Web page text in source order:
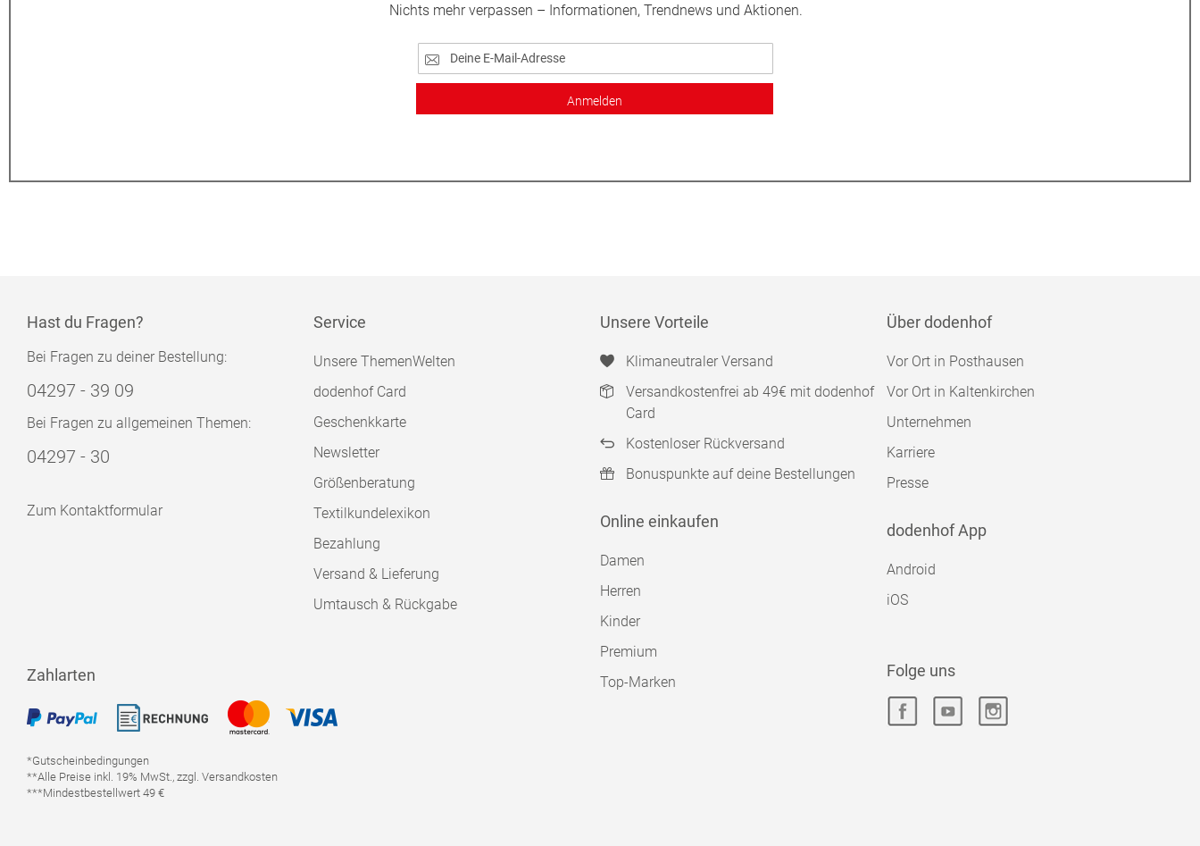
Nichts mehr verpassen – Informationen, Trendnews und Aktionen.
Anmelden
Hast du Fragen?
Bei Fragen zu deiner Bestellung:
04297 - 39 09
Bei Fragen zu allgemeinen Themen:
04297 - 30
Zum Kontaktformular
Service
Unsere ThemenWelten
dodenhof Card
Geschenkkarte
Newsletter
Größenberatung
Textilkundelexikon
Bezahlung
Versand & Lieferung
Umtausch & Rückgabe
Unsere Vorteile
Klimaneutraler Versand
Versandkostenfrei ab 49€ mit dodenhof
Card
Kostenloser Rückversand
Bonuspunkte auf deine Bestellungen
Online einkaufen
Damen
Herren
Kinder
Premium
Top-Marken
Über dodenhof
Vor Ort in Posthausen
Vor Ort in Kaltenkirchen
Unternehmen
Karriere
Presse
dodenhof App
Android
iOS
Zahlarten
*Gutscheinbedingungen
**Alle Preise inkl. 19% MwSt., zzgl. Versandkosten
***Mindestbestellwert 49 €
Folge uns